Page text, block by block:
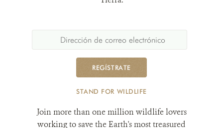
REGÍSTRATE
STAND FOR WILDLIFE
Join more than one million wildlife lovers
working to save the Earth's most treasured